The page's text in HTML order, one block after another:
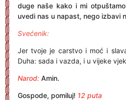
duge naše kako i mi
uvedi nas u napast, nego izbavi
Svećenik:
Jer tvoje je carstvo i moć i
Duha: sada i vazda, i u vijeke
Narod: Amin.
Gospode, pomiluj! 12 puta